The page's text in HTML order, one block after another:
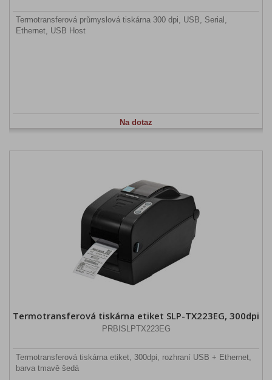
Termotransferová průmyslová tiskárna 300 dpi, USB, Serial,
Ethernet, USB Host
Na dotaz
Termotransferová tiskárna etiket SLP-TX223EG, 300dpi
PRBISLPTX223EG
Termotransferová tiskárna etiket, 300dpi, rozhraní USB + Ethernet,
barva tmavě šedá